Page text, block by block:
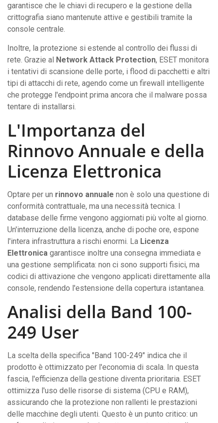
garantisce che le chiavi di recupero e la gestione della
crittografia siano mantenute attive e gestibili tramite la
console centrale.
Inoltre, la protezione si estende al controllo dei flussi di
rete. Grazie al Network Attack Protection, ESET monitora
i tentativi di scansione delle porte, i flood di pacchetti e altri
tipi di attacchi di rete, agendo come un firewall intelligente
che protegge l'endpoint prima ancora che il malware possa
tentare di installarsi.
L'Importanza del
Rinnovo Annuale e della
Licenza Elettronica
Optare per un rinnovo annuale non è solo una questione di
conformità contrattuale, ma una necessità tecnica. I
database delle firme vengono aggiornati più volte al giorno.
Un'interruzione della licenza, anche di poche ore, espone
l'intera infrastruttura a rischi enormi. La Licenza
Elettronica garantisce inoltre una consegna immediata e
una gestione semplificata: non ci sono supporti fisici, ma
codici di attivazione che vengono applicati direttamente alla
console, rendendo l'estensione della copertura istantanea.
Analisi della Band 100-
249 User
La scelta della specifica "Band 100-249" indica che il
prodotto è ottimizzato per l'economia di scala. In questa
fascia, l'efficienza della gestione diventa prioritaria. ESET
ottimizza l'uso delle risorse di sistema (CPU e RAM),
assicurando che la protezione non rallenti le prestazioni
delle macchine degli utenti. Questo è un punto critico: un